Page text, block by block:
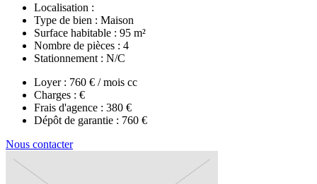
Localisation :
Type de bien : Maison
Surface habitable : 95 m²
Nombre de pièces : 4
Stationnement : N/C
Loyer : 760 € / mois cc
Charges : €
Frais d'agence : 380 €
Dépôt de garantie : 760 €
Nous contacter